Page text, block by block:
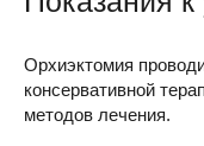
Орхиэктомия
консервативной
методов лечения.